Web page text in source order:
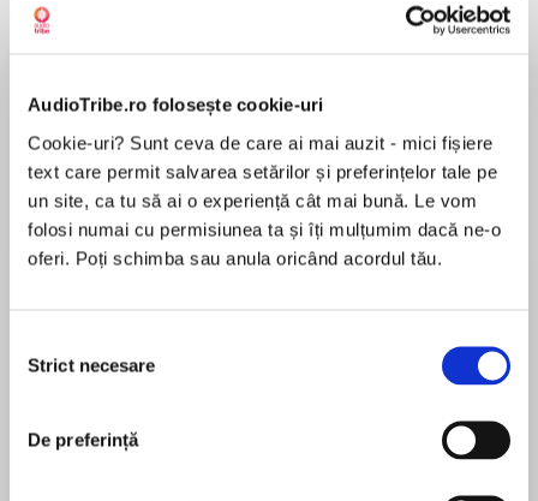
AudioTribe.ro folosește cookie-uri
Cookie-uri? Sunt ceva de care ai mai auzit - mici fișiere
text care permit salvarea setărilor și preferințelor tale pe
un site, ca tu să ai o experiență cât mai bună. Le vom
folosi numai cu permisiunea ta și îți mulțumim dacă ne-o
oferi. Poți schimba sau anula oricând acordul tău.
consimțământului
Strict necesare
De preferință
Elita de Argint (Elita
Migdală
Sohn Won-pyung
Desprecarte
Cu ajutorul ilustratorului Mario Zucca, care a
surprins cu nostalgie și umor anecdote
suculente și scandaloase, Elizabeth Lunday ne
din nicio bibliotecă, cu atât mai mult dacă ai
suflet de artist: Viața secretă a marilor artiști.
Viața secretă a marilor artiști ne dezvăluie toate
poveștile care fac sarea și piperul biografiilor
În acest moment nu există recenzii